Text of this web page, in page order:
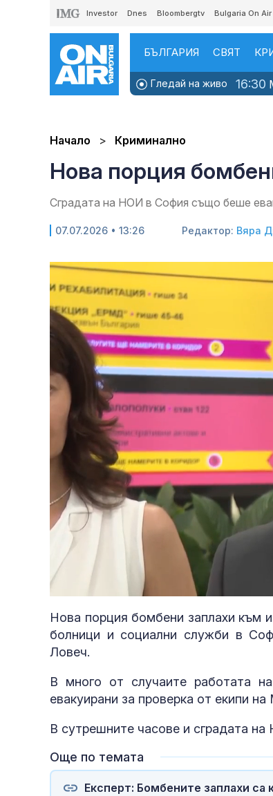
Investor Dnes Bloombergtv Bulgaria On Air
БЪЛГАРИЯ СВЯТ
Гледай на живо 16:30
Начало Криминално
Нова порция
Сградата на НОИ в София също беше
07.07.2026 • 13:26 Редактор: Вяра
Нова порция бомбени заплахи към
болници и социални служби в
Ловеч.
В много от случаите работата
евакуирани за проверка от екипи
В сутрешните часове и сградата
Още по темата
Експерт: Бомбените заплахи